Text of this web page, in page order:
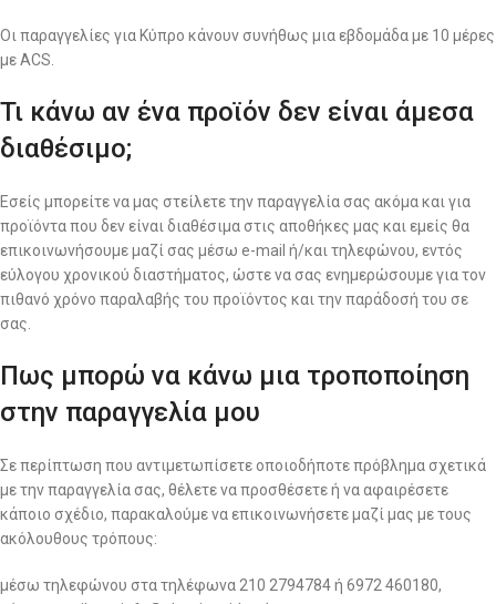
Οι παραγγελίες για Κύπρο κάνουν συνήθως μια εβδομάδα με 10 μέρες
με ACS.
Τι κάνω αν ένα προϊόν δεν είναι άμεσα
διαθέσιμο;
Εσείς μπορείτε να μας στείλετε την παραγγελία σας ακόμα και για
προϊόντα που δεν είναι διαθέσιμα στις αποθήκες μας και εμείς θα
επικοινωνήσουμε μαζί σας μέσω e-mail ή/και τηλεφώνου, εντός
εύλογου χρονικού διαστήματος, ώστε να σας ενημερώσουμε για τον
πιθανό χρόνο παραλαβής του προϊόντος και την παράδοσή του σε
σας.
Πως μπορώ να κάνω μια τροποποίηση
στην παραγγελία μου
Σε περίπτωση που αντιμετωπίσετε οποιοδήποτε πρόβλημα σχετικά
με την παραγγελία σας, θέλετε να προσθέσετε ή να αφαιρέσετε
κάποιο σχέδιο, παρακαλούμε να επικοινωνήσετε μαζί μας με τους
ακόλουθους τρόπους:
μέσω τηλεφώνου στα τηλέφωνα 210 2794784 ή 6972 460180,